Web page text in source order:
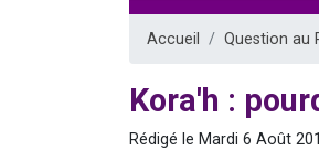
Accueil Question au
Kora'h :
Rédigé le Mardi 6 Août